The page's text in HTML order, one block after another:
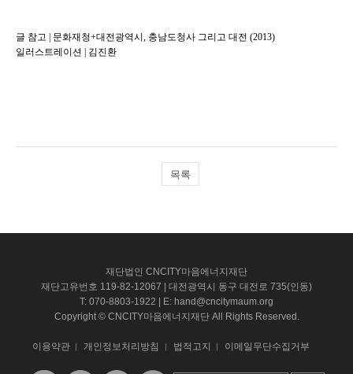
글 참고 | 문화재청+대전광역시, 충남도청사 그리고 대전 (2013)
일러스트레이션 | 김진환
목록
재단법인 CNCITY마음에너지재단
재단고유번호 119-82-12067 | 대전광역시 동구 대전로 735(인동)
T: 070-8803-1922 | E: hand@cncitymaum.org
Copyright © CNCITY마음에너지재단 All Rights Reserved.
이용약관 개인정보처리방침 법적고지 이메일무단수집거부